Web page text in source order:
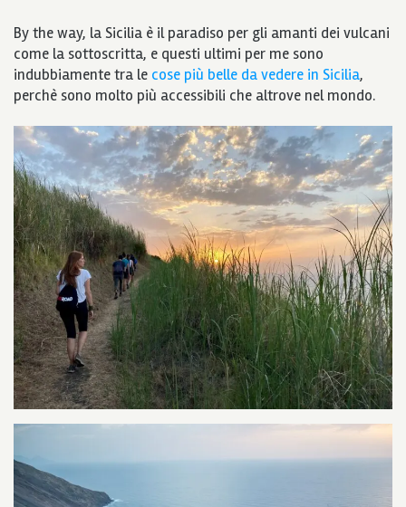
By the way, la Sicilia è il paradiso per gli amanti dei vulcani
come la sottoscritta, e questi ultimi per me sono
indubbiamente tra le cose più belle da vedere in Sicilia,
perchè sono molto più accessibili che altrove nel mondo.